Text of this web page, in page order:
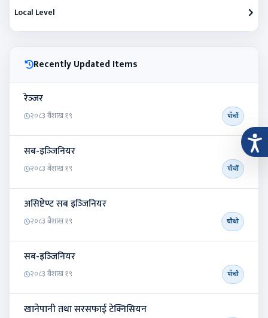
Local Level
Recently Updated Items
रेञ्‍जर
२०८३ बैशाख १९ पाँचौं
सब-इञ्‍जिनियर
२०८३ बैशाख १९ पाँचौं
असिष्टेण्ट सब इञ्‍जिनियर
२०८३ बैशाख १९ चौथो
सब-इञ्‍जिनियर
२०८३ बैशाख १९ पाँचौं
खानेपानी तथा सरसफाई टेक्निसियन